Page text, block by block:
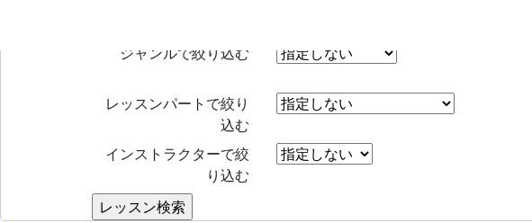
ジャンルで絞り込む
レッスンパートで絞り
込む
インストラクターで絞
り込む